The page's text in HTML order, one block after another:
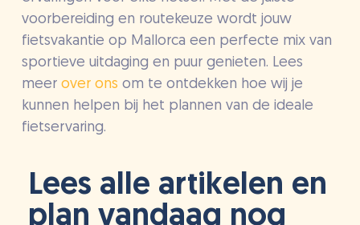
voorbereiding en routekeuze wordt jouw
fietsvakantie op Mallorca een perfecte mix van
sportieve uitdaging en puur genieten. Lees
meer over ons om te ontdekken hoe wij je
kunnen helpen bij het plannen van de ideale
fietservaring.
Lees alle artikelen en
plan vandaag nog